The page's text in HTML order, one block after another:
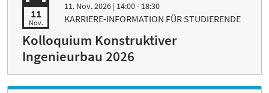
11
Nov.
11. Nov. 2026 | 14:00 - 18:30
KARRIERE-INFORMATION FÜR STUDIERENDE
Kolloquium Konstruktiver
Ingenieurbau 2026